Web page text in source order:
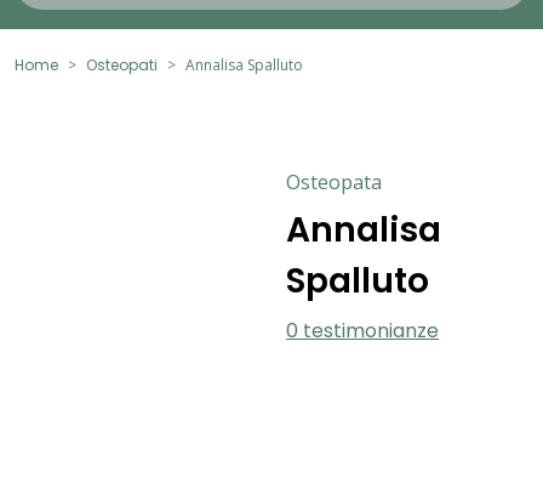
Home Osteopati Annalisa Spalluto
Osteopata
Annalisa
Spalluto
0 testimonianze